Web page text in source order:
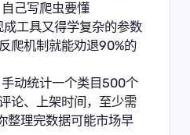
自己写爬虫要懂
工具又得学复杂的参数
爬机制就能劝退90%的
手动统计一个类目500个
论、上架时间，至少需
整理完数据可能市场早